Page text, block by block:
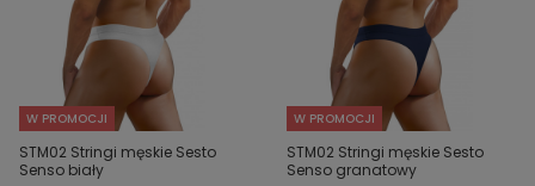
W PROMOCJI
STM02 Stringi męskie Sesto
Senso biały
W PROMOCJI
STM02 Stringi męskie Sesto
Senso granatowy